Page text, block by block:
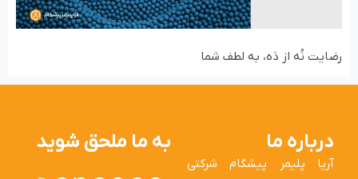
رضایت نُه از دَه، به لطف شما
درباره ما
آریا پلیمر پیشگام شرکتی
به ما ملحق شوید